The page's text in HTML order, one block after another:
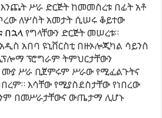
ሥራ ድርጅት ከመመስረቱ በፊት አቶ
ለሦስት አመታት ሲሠሩ ቆይተው
በኋላየግላቸውን ድርጅት መሠረቱ።
አበባ ዩኒቨርስቲ በዙኦሎጂካል ሳይንስ
ፕሮግራም ትምህርታቸውን
ሙያ ሥራ ቢጀምሩም ሥራው የሚፈልጉትና
እሳቸው የሚያስደስታቸው የነበረው
በመሥራታቸውና ውጤታማ ሊሆኑ